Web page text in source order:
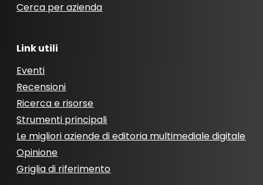
Cerca per azienda
Link utili
Eventi
Recensioni
Ricerca e risorse
Strumenti principali
Le migliori aziende di editoria multimediale digitale
Opinione
Griglia di riferimento